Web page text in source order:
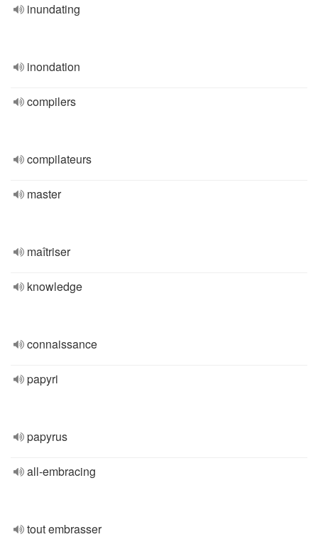
inundating
inondation
compilers
compilateurs
master
maîtriser
knowledge
connaissance
papyri
papyrus
all-embracing
tout embrasser